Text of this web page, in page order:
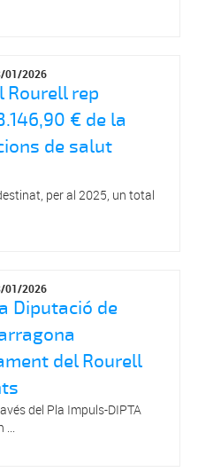
01/2026
Rourell rep
€ de la
de salut
per al 2025, un total
01/2026
Diputació de
del Rourell
del Pla Impuls-DIPTA
...